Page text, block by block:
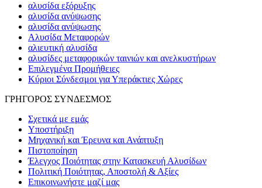
αλυσίδα εξόρυξης
αλυσίδα ανύψωσης
αλυσίδα ανύψωσης
Αλυσίδα Μεταφορών
αλιευτική αλυσίδα
αλυσίδες μεταφορικών ταινιών και ανελκυστήρων
Επιλεγμένα Προμήθειες
Κύριοι Σύνδεσμοι για Υπεράκτιες Χώρες
ΓΡΗΓΟΡΟΣ ΣΥΝΔΕΣΜΟΣ
Σχετικά με εμάς
Υποστήριξη
Μηχανική και Έρευνα και Ανάπτυξη
Πιστοποίηση
Έλεγχος Ποιότητας στην Κατασκευή Αλυσίδων
Πολιτική Ποιότητας, Αποστολή & Αξίες
Επικοινωνήστε μαζί μας